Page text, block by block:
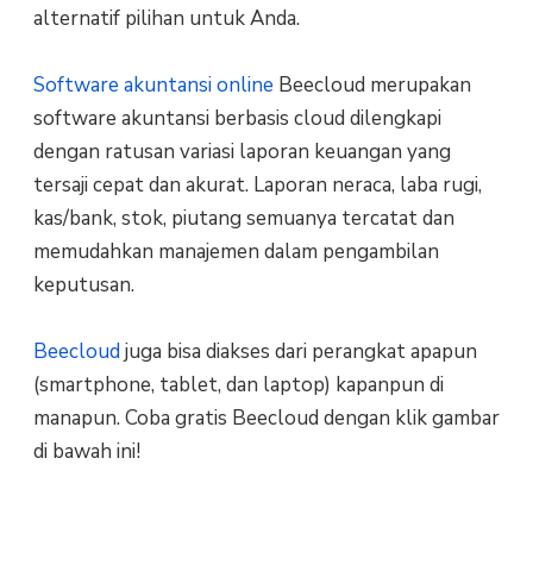
alternatif pilihan untuk Anda.
Software akuntansi online Beecloud merupakan
software akuntansi berbasis cloud dilengkapi
dengan ratusan variasi laporan keuangan yang
tersaji cepat dan akurat. Laporan neraca, laba rugi,
kas/bank, stok, piutang semuanya tercatat dan
memudahkan manajemen dalam pengambilan
keputusan.
Beecloud juga bisa diakses dari perangkat apapun
(smartphone, tablet, dan laptop) kapanpun di
manapun. Coba gratis Beecloud dengan klik gambar
di bawah ini!